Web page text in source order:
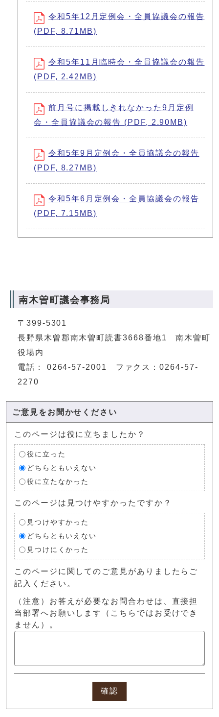
令和5年12月定例会・全員協議会の報告
(PDF, 8.71MB)
令和5年11月臨時会・全員協議会の報告
(PDF, 2.42MB)
前月号に掲載しきれなかった9月定例
会・全員協議会の報告 (PDF, 2.90MB)
令和5年9月定例会・全員協議会の報告
(PDF, 8.27MB)
令和5年6月定例会・全員協議会の報告
(PDF, 7.15MB)
南木曽町議会事務局
〒399-5301
長野県木曽郡南木曽町読書3668番地1 南木曽町
役場内
電話： 0264-57-2001 ファクス：0264-57-
2270
ご意見をお聞かせください
このページは役に立ちましたか？
役に立った
どちらともいえない
役に立たなかった
このページは見つけやすかったですか？
見つけやすかった
どちらともいえない
見つけにくかった
このページに関してのご意見がありましたらご
記入ください。
（注意）お答えが必要なお問合わせは、直接担
当部署へお願いします（こちらではお受けでき
ません）。
確認